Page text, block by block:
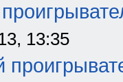
13:35